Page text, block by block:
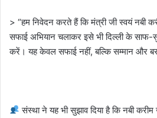
> “हम निवेदन करते हैं कि मंत्री जी स्वयं नबी
सफाई अभियान चलाकर इसे भी दिल्ली के साफ-
करें। यह केवल सफाई नहीं, बल्कि सम्मान और
संस्था ने यह भी सुझाव दिया है कि नबी करीम